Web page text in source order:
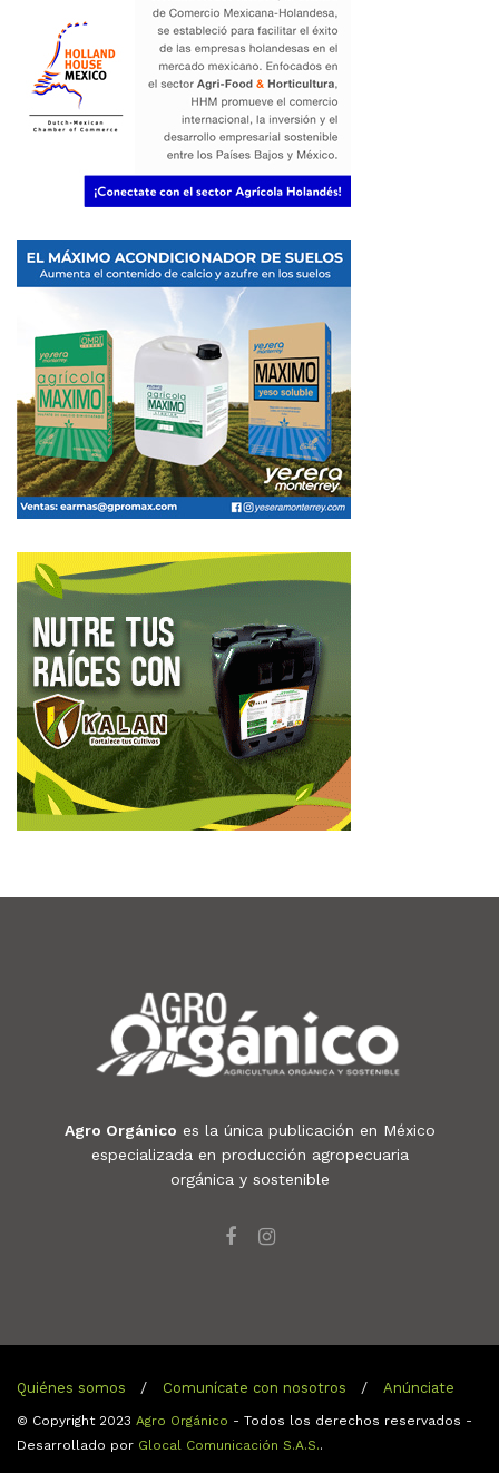
Agro Orgánico es la única publicación en México
especializada en producción agropecuaria
orgánica y sostenible
Quiénes somos Comunícate con nosotros Anúnciate
© Copyright 2023 Agro Orgánico - Todos los derechos reservados -
Desarrollado por Glocal Comunicación S.A.S..